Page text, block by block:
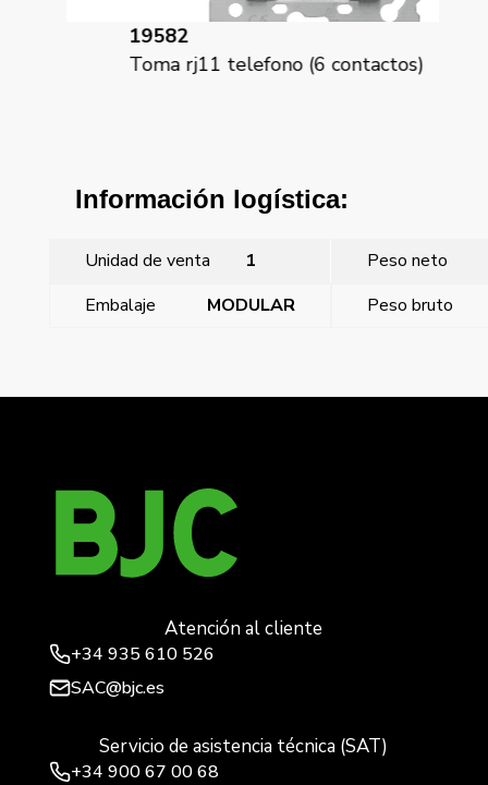
19582
Toma rj11 telefono (6 contactos)
Información logística:
Unidad de venta 1
Peso neto
Embalaje
MODULAR Peso bruto
Atención al cliente
+34 935 610 526
SAC@bjc.es
Servicio de asistencia técnica (SAT)
+34 900 67 00 68